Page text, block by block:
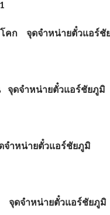
โคก จุดจำหน่ายตั๋วแอร์ชั
จุดจำหน่ายตั๋วแอร์ชัยภูมิ
จำหน่ายตั๋วแอร์ชัยภูมิ
จุดจำหน่ายตั๋วแอร์ชัยภูมิ